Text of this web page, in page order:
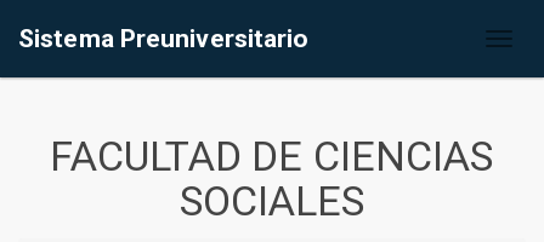
Sistema Preuniversitario
FACULTAD DE CIENCIAS
SOCIALES